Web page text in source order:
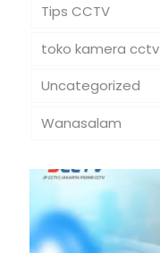
Tips CCTV
toko kamera cctv
Uncategorized
Wanasalam